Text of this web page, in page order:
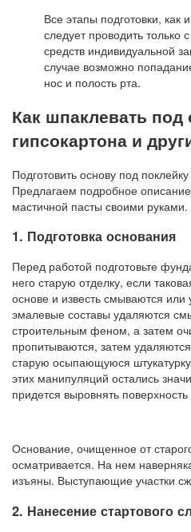
Все этапы подготовки, как
следует проводить только
средств индивидуальной
случае возможно
нос и полость рта.
Как шпаклевать под
гипсокартона и
Подготовить основу под
Предлагаем подробное
мастичной пасты своими руками.
1. Подготовка основания
Перед работой подготовьте
него старую отделку, если
основе и известь смываются
эмалевые составы удаляются
строительным феном, а затем
пропитываются, затем
старую осыпающуюся
этих манипуляций остались
придется выровнять
Основание, очищенное от
осматривается. На нем
изъяны. Выступающие участки
2. Нанесение стартового